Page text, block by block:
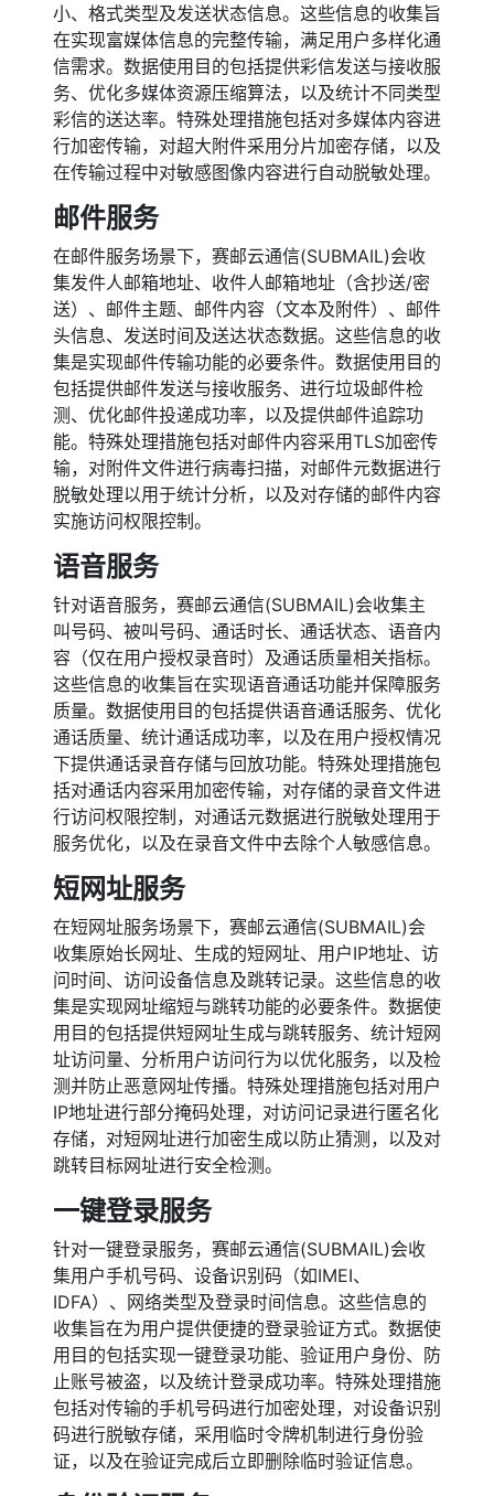
小、格式类型及发送状态信息。这些信息的收集旨
在实现富媒体信息的完整传输，满足用户多样化通
信需求。数据使用目的包括提供彩信发送与接收服
务、优化多媒体资源压缩算法，以及统计不同类型
彩信的送达率。特殊处理措施包括对多媒体内容进
行加密传输，对超大附件采用分片加密存储，以及
在传输过程中对敏感图像内容进行自动脱敏处理。
邮件服务
在邮件服务场景下，赛邮云通信(SUBMAIL)会收
集发件人邮箱地址、收件人邮箱地址（含抄送/密
送）、邮件主题、邮件内容（文本及附件）、邮件
头信息、发送时间及送达状态数据。这些信息的收
集是实现邮件传输功能的必要条件。数据使用目的
包括提供邮件发送与接收服务、进行垃圾邮件检
测、优化邮件投递成功率，以及提供邮件追踪功
能。特殊处理措施包括对邮件内容采用TLS加密传
输，对附件文件进行病毒扫描，对邮件元数据进行
脱敏处理以用于统计分析，以及对存储的邮件内容
实施访问权限控制。
语音服务
针对语音服务，赛邮云通信(SUBMAIL)会收集主
叫号码、被叫号码、通话时长、通话状态、语音内
容（仅在用户授权录音时）及通话质量相关指标。
这些信息的收集旨在实现语音通话功能并保障服务
质量。数据使用目的包括提供语音通话服务、优化
通话质量、统计通话成功率，以及在用户授权情况
下提供通话录音存储与回放功能。特殊处理措施包
括对通话内容采用加密传输，对存储的录音文件进
行访问权限控制，对通话元数据进行脱敏处理用于
服务优化，以及在录音文件中去除个人敏感信息。
短网址服务
在短网址服务场景下，赛邮云通信(SUBMAIL)会
收集原始长网址、生成的短网址、用户IP地址、访
问时间、访问设备信息及跳转记录。这些信息的收
集是实现网址缩短与跳转功能的必要条件。数据使
用目的包括提供短网址生成与跳转服务、统计短网
址访问量、分析用户访问行为以优化服务，以及检
测并防止恶意网址传播。特殊处理措施包括对用户
IP地址进行部分掩码处理，对访问记录进行匿名化
存储，对短网址进行加密生成以防止猜测，以及对
跳转目标网址进行安全检测。
一键登录服务
针对一键登录服务，赛邮云通信(SUBMAIL)会收
集用户手机号码、设备识别码（如IMEI、
IDFA）、网络类型及登录时间信息。这些信息的
收集旨在为用户提供便捷的登录验证方式。数据使
用目的包括实现一键登录功能、验证用户身份、防
止账号被盗，以及统计登录成功率。特殊处理措施
包括对传输的手机号码进行加密处理，对设备识别
码进行脱敏存储，采用临时令牌机制进行身份验
证，以及在验证完成后立即删除临时验证信息。